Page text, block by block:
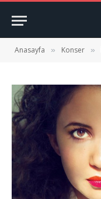
Anasayfa » Konser »